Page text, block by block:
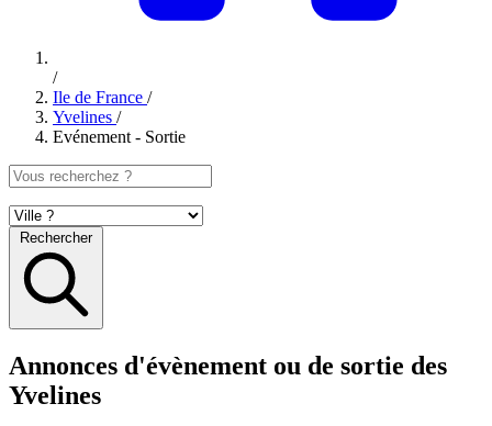
/
Ile de France /
Yvelines /
Evénement - Sortie
Rechercher
Annonces d'évènement ou de sortie des
Yvelines